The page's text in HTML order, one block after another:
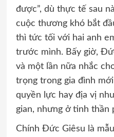
được”, dù thực tế sau
cuộc thương khó bắt
thì tức tối với hai anh
trước mình. Bấy giờ,
và một lần nữa nhắc
trọng trong gia đình
quyền lực hay địa vị
gian, nhưng ở tinh thần
Chính Đức Giêsu là